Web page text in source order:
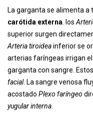
La garganta se alimenta a
carótida externa . los
superior surgen
Arteria tiroideainferior se
arterias faríngeas irrigan el
garganta con sangre.
facial. La sangre venosa
acostado Plexo faríngeo
yugular interna